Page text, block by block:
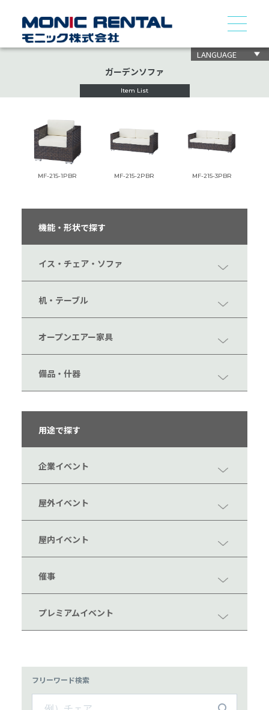
LANGUAGE
ガーデンソファ
Item List
機能・形状で探す
イス・チェア・ソファ
机・テーブル
オープンエアー家具
備品・什器
用途で探す
企業イベント
屋外イベント
屋内イベント
催事
プレミアムイベント
フリーワード検索
MF-215-1PBR MF-215-2PBR MF-215-3PBR